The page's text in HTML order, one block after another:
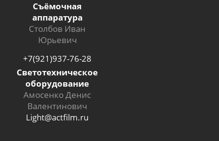
Съёмочная
аппаратура
Столбов Иван
Юрьевич
+7(921)937-76-28
Светотехническое
оборудование
Амосенко Денис
Валентинович
Light@actfilm.ru